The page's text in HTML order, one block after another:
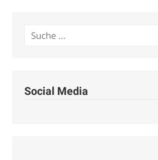
Search
Social Media